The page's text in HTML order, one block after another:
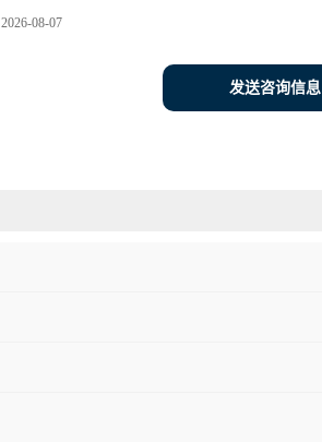
2026-08-07
发送咨询信息